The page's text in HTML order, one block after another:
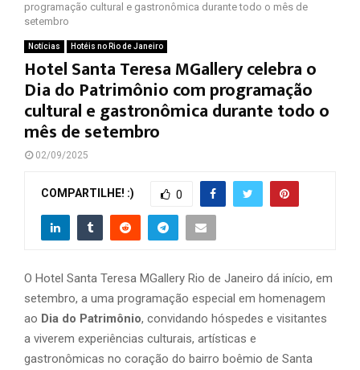
programação cultural e gastronômica durante todo o mês de
setembro
Notícias Hotéis no Rio de Janeiro
Hotel Santa Teresa MGallery celebra o
Dia do Patrimônio com programação
cultural e gastronômica durante todo o
mês de setembro
02/09/2025
COMPARTILHE! :) 0
O Hotel Santa Teresa MGallery Rio de Janeiro dá início, em
setembro, a uma programação especial em homenagem
ao Dia do Patrimônio, convidando hóspedes e visitantes
a viverem experiências culturais, artísticas e
gastronômicas no coração do bairro boêmio de Santa